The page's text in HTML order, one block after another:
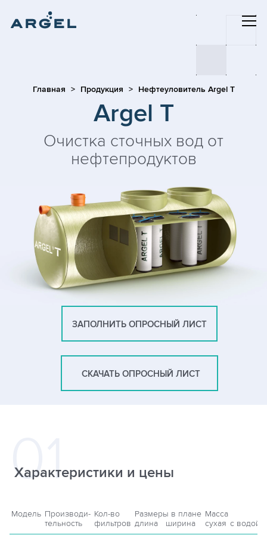
Главная Продукция Нефтеуловитель Argel T
Argel T
Очистка сточных вод от
нефтепродуктов
ЗАПОЛНИТЬ ОПРОСНЫЙ ЛИСТ
СКАЧАТЬ ОПРОСНЫЙ ЛИСТ
Характеристики и цены
Модель Производи-
тельность
Кол-во
фильтров
Размеры в плане Масса
длина
ширина сухая с водой